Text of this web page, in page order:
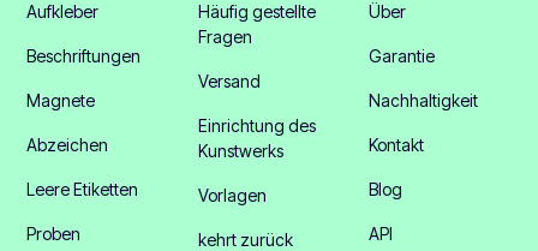
Aufkleber
Beschriftungen
Magnete
Abzeichen
Leere Etiketten
Proben
Häufig gestellte
Fragen
Versand
Einrichtung des
Kunstwerks
Vorlagen
kehrt zurück
Über
Garantie
Nachhaltigkeit
Kontakt
Blog
API